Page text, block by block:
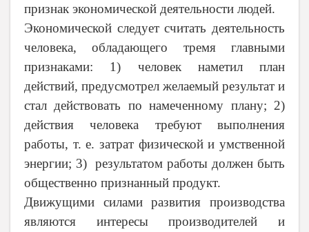
признак экономической деятельности людей.
Экономической следует считать деятельность
человека, обладающего тремя главными
признаками: 1) человек наметил план
действий, предусмотрел желаемый результат и
стал действовать по намеченному плану; 2)
действия человека требуют выполнения
работы, т. е. затрат физической и умственной
энергии; 3) результатом работы должен быть
общественно признанный продукт.
Движущими силами развития производства
являются интересы производителей и